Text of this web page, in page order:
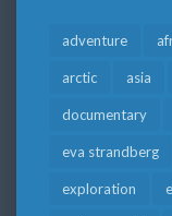
adventure
arctic asia
documentary
eva strandberg
exploration